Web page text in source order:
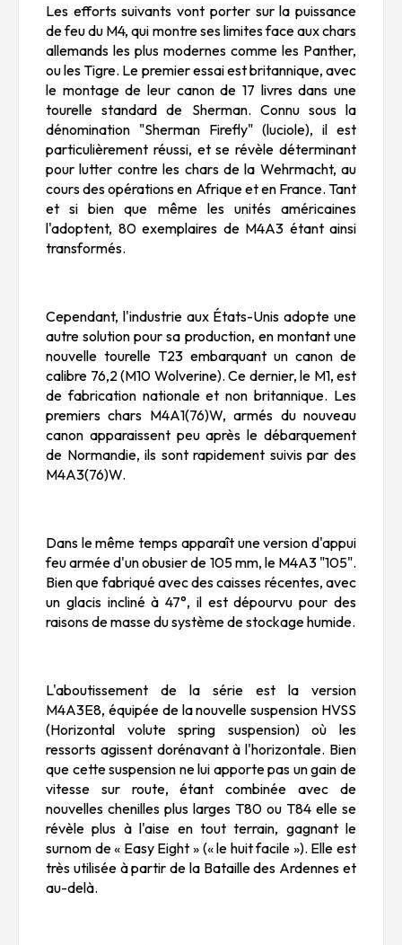
Les efforts suivants vont porter sur la puissance
de feu du M4, qui montre ses limites face aux chars
allemands les plus modernes comme les Panther,
ou les Tigre. Le premier essai est britannique, avec
le montage de leur canon de 17 livres dans une
tourelle standard de Sherman. Connu sous la
dénomination "Sherman Firefly" (luciole), il est
particulièrement réussi, et se révèle déterminant
pour lutter contre les chars de la Wehrmacht, au
cours des opérations en Afrique et en France. Tant
et si bien que même les unités américaines
l'adoptent, 80 exemplaires de M4A3 étant ainsi
transformés.
Cependant, l'industrie aux États-Unis adopte une
autre solution pour sa production, en montant une
nouvelle tourelle T23 embarquant un canon de
calibre 76,2 (M10 Wolverine). Ce dernier, le M1, est
de fabrication nationale et non britannique. Les
premiers chars M4A1(76)W, armés du nouveau
canon apparaissent peu après le débarquement
de Normandie, ils sont rapidement suivis par des
M4A3(76)W.
Dans le même temps apparaît une version d'appui
feu armée d'un obusier de 105 mm, le M4A3 "105".
Bien que fabriqué avec des caisses récentes, avec
un glacis incliné à 47°, il est dépourvu pour des
raisons de masse du système de stockage humide.
L'aboutissement de la série est la version
M4A3E8, équipée de la nouvelle suspension HVSS
(Horizontal volute spring suspension) où les
ressorts agissent dorénavant à l'horizontale. Bien
que cette suspension ne lui apporte pas un gain de
vitesse sur route, étant combinée avec de
nouvelles chenilles plus larges T80 ou T84 elle se
révèle plus à l'aise en tout terrain, gagnant le
surnom de « Easy Eight » (« le huit facile »). Elle est
très utilisée à partir de la Bataille des Ardennes et
au-delà.